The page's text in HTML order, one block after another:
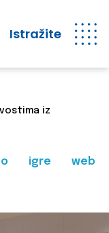
Istražite
iz
igre web